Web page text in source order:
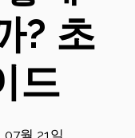
? 초
드
07월 21일